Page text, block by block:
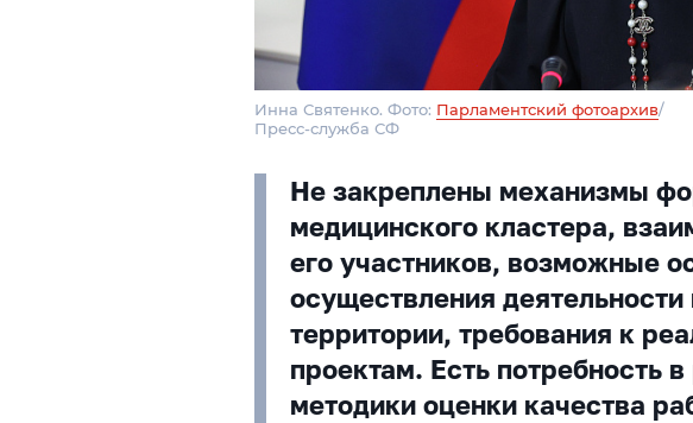
Инна Святенко. Фото: Парламентский фотоархив/
Пресс-служба СФ
Не закреплены механизмы
медицинского кластера,
его участников, возможные
осуществления деятельности
территории, требования к
проектам. Есть потребность
методики оценки качества